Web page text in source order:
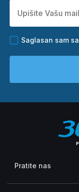
Saglasan sam sa
Pratite nas